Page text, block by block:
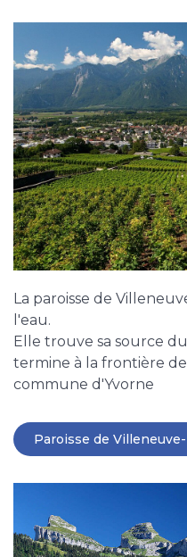
La paroisse de
l'eau.
Elle trouve sa source
termine à la frontière
commune d'Yvorne
Paroisse de